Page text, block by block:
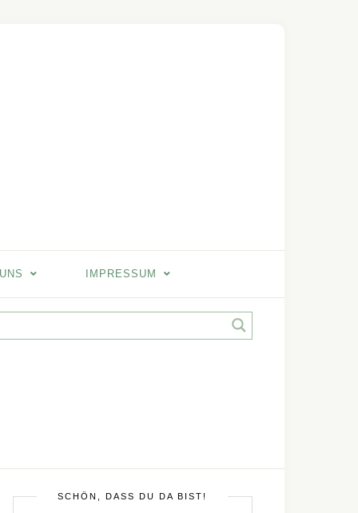
IMPRESSUM
SCHÖN, DASS DU DA BIST!